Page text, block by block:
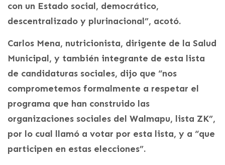
con un Estado social, democrático,
descentralizado y plurinacional”, acotó.
Carlos Mena, nutricionista, dirigente de la Salud
Municipal, y también integrante de esta lista
de candidaturas sociales, dijo que “nos
comprometemos formalmente a respetar el
programa que han construido las
organizaciones sociales del Walmapu, lista ZK”,
por lo cual llamó a votar por esta lista, y a “que
participen en estas elecciones”.